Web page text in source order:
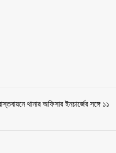
থানার অফিসার ইনচার্জের সঙ্গে ১১